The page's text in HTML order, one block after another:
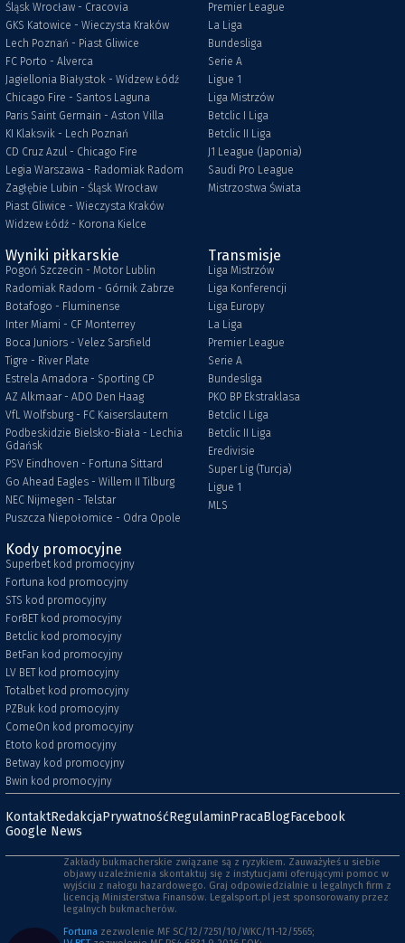
Śląsk Wrocław - Cracovia
GKS Katowice - Wieczysta Kraków
Lech Poznań - Piast Gliwice
FC Porto - Alverca
Jagiellonia Białystok - Widzew Łódź
Chicago Fire - Santos Laguna
Paris Saint Germain - Aston Villa
KI Klaksvik - Lech Poznań
CD Cruz Azul - Chicago Fire
Legia Warszawa - Radomiak Radom
Zagłębie Lubin - Śląsk Wrocław
Piast Gliwice - Wieczysta Kraków
Widzew Łódź - Korona Kielce
Premier League
La Liga
Bundesliga
Serie A
Ligue 1
Liga Mistrzów
Betclic I Liga
Betclic II Liga
J1 League (Japonia)
Saudi Pro League
Mistrzostwa Świata
Wyniki piłkarskie
Pogoń Szczecin - Motor Lublin
Radomiak Radom - Górnik Zabrze
Botafogo - Fluminense
Inter Miami - CF Monterrey
Boca Juniors - Velez Sarsfield
Tigre - River Plate
Estrela Amadora - Sporting CP
AZ Alkmaar - ADO Den Haag
VfL Wolfsburg - FC Kaiserslautern
Podbeskidzie Bielsko-Biała - Lechia
Gdańsk
PSV Eindhoven - Fortuna Sittard
Go Ahead Eagles - Willem II Tilburg
NEC Nijmegen - Telstar
Puszcza Niepołomice - Odra Opole
Transmisje
Liga Mistrzów
Liga Konferencji
Liga Europy
La Liga
Premier League
Serie A
Bundesliga
PKO BP Ekstraklasa
Betclic I Liga
Betclic II Liga
Eredivisie
Super Lig (Turcja)
Ligue 1
MLS
Kody promocyjne
Superbet kod promocyjny
Fortuna kod promocyjny
STS kod promocyjny
ForBET kod promocyjny
Betclic kod promocyjny
BetFan kod promocyjny
LV BET kod promocyjny
Totalbet kod promocyjny
PZBuk kod promocyjny
ComeOn kod promocyjny
Etoto kod promocyjny
Betway kod promocyjny
Bwin kod promocyjny
KontaktRedakcjaPrywatnośćRegulaminPracaBlogFacebook
Google News
Zakłady bukmacherskie związane są z ryzykiem. Zauważyłeś u siebie
objawy uzależnienia skontaktuj się z instytucjami oferującymi pomoc w
wyjściu z nałogu hazardowego. Graj odpowiedzialnie u legalnych firm z
licencją Ministerstwa Finansów. Legalsport.pl jest sponsorowany przez
legalnych bukmacherów.
Fortuna zezwolenie MF SC/12/7251/10/WKC/11-12/5565;